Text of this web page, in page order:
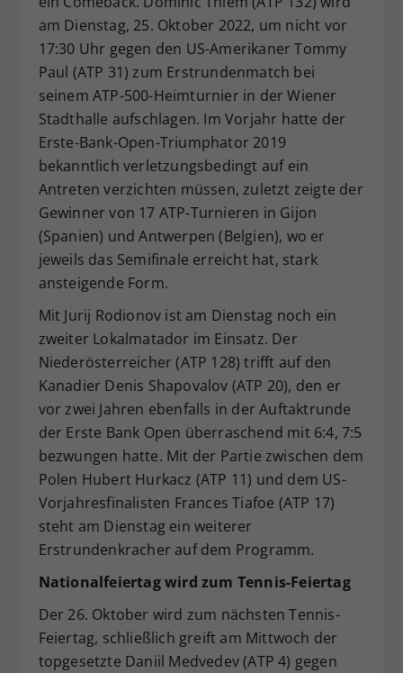
am Dienstag, 25. Oktober 2022, um nicht vor
17:30 Uhr gegen den US-Amerikaner Tommy
Paul (ATP 31) zum Erstrundenmatch bei
seinem ATP-500-Heimturnier in der Wiener
Stadthalle aufschlagen. Im Vorjahr hatte der
Erste-Bank-Open-Triumphator 2019
bekanntlich verletzungsbedingt auf ein
Antreten verzichten müssen, zuletzt zeigte der
Gewinner von 17 ATP-Turnieren in Gijon
(Spanien) und Antwerpen (Belgien), wo er
jeweils das Semifinale erreicht hat, stark
ansteigende Form.
Mit Jurij Rodionov ist am Dienstag noch ein
zweiter Lokalmatador im Einsatz. Der
Niederösterreicher (ATP 128) trifft auf den
Kanadier Denis Shapovalov (ATP 20), den er
vor zwei Jahren ebenfalls in der Auftaktrunde
der Erste Bank Open überraschend mit 6:4, 7:5
bezwungen hatte. Mit der Partie zwischen dem
Polen Hubert Hurkacz (ATP 11) und dem US-
Vorjahresfinalisten Frances Tiafoe (ATP 17)
steht am Dienstag ein weiterer
Erstrundenkracher auf dem Programm.
Nationalfeiertag wird zum Tennis-Feiertag
Der 26. Oktober wird zum nächsten Tennis-
Feiertag, schließlich greift am Mittwoch der
topgesetzte Daniil Medvedev (ATP 4) gegen
Zweck
Dieser Wert speichert Ihre Consent-
Einstellungen. Unter anderem eine
zufällig generierte ID, für die
historische Speicherung Ihrer
vorgenommen Einstellungen, falls der
Webseiten-Betreiber dies eingestellt
hat.